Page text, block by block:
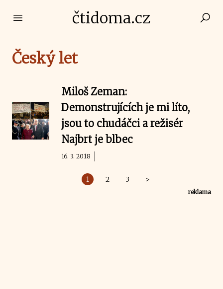
Open main menučtidoma.cz
Český let
Miloš Zeman:
Demonstrujících je mi líto,
jsou to chudáčci a režisér
Najbrt je blbec
16. 3. 2018
1 2 3 >
reklama